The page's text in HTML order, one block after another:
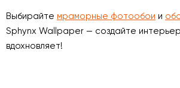
Выбирайте мраморные фотообои и
Sphynx Wallpaper — создайте
вдохновляет!